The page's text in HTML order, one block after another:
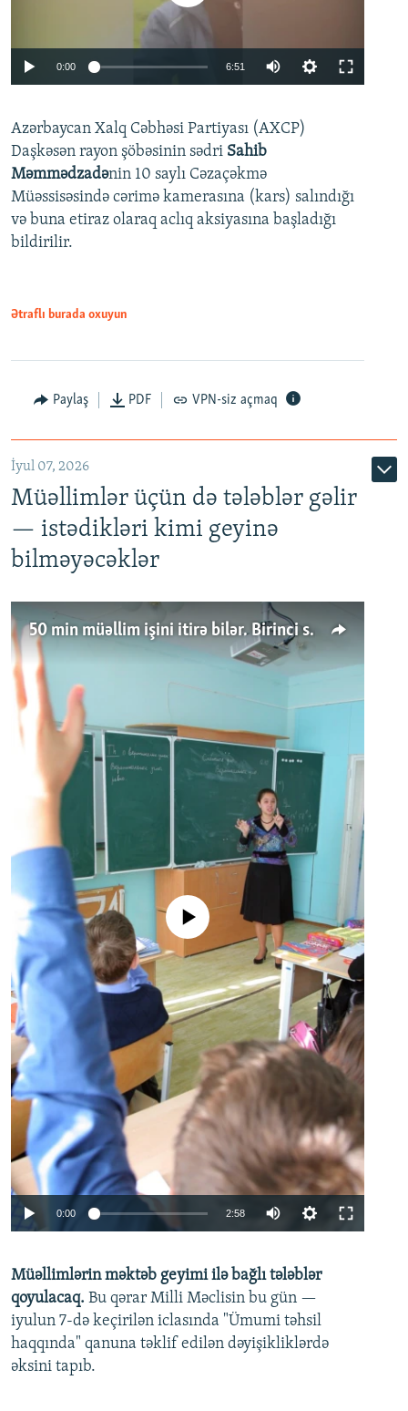
Auto 240p 360p
720p 1080p
0:00 6:51
360p
720p
1080p
Azərbaycan Xalq Cəbhəsi Partiyası (AXCP)
Daşkəsən rayon şöbəsinin sədri Sahib
Məmmədzadənin 10 saylı Cəzaçəkmə
Müəssisəsində cərimə kamerasına (kars) salındığı
və buna etiraz olaraq aclıq aksiyasına başladığı
bildirilir.
Ətraflı burada oxuyun
Paylaş PDF VPN-siz açmaq
İyul 07, 2026
Müəllimlər üçün də tələblər gəlir
— istədikləri kimi geyinə
bilməyəcəklər
50 min müəllim işini itirə bilər. Birinci sinfə gedənlər azalır
No media source currently available
0:00 2:58
360p
480p
720p
Müəllimlərin məktəb geyimi ilə bağlı tələblər
qoyulacaq. Bu qərar Milli Məclisin bu gün —
iyulun 7-də keçirilən iclasında "Ümumi təhsil
haqqında" qanuna təklif edilən dəyişikliklərdə
əksini tapıb.